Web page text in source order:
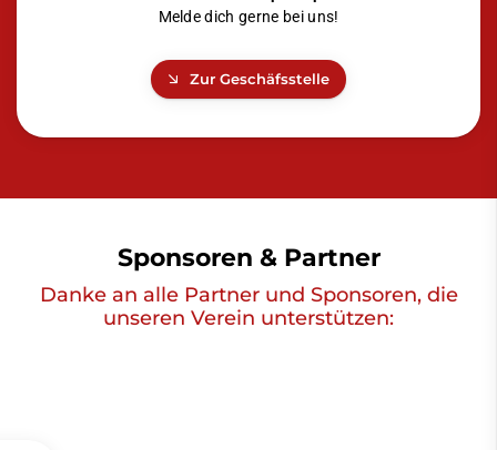
Melde dich gerne bei uns!
Zur Geschäfsstelle
Sponsoren & Partner
Danke an alle Partner und Sponsoren, die
unseren Verein unterstützen: